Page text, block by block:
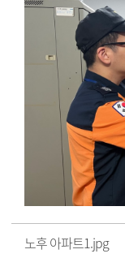
노후 아파트1.jpg